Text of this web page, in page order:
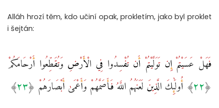
Alláh hrozí těm, kdo učiní opak, prokletím, jako byl proklet
i šejtán:
فَهَلْ عَسَيْتُمْ إِن تَوَلَّيْتُمْ أَن تُفْسِدُوا فِي الْأَرْضِ وَتُقَطِّعُوا أَرْحَامَكُمْ